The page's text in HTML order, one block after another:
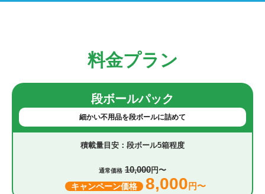
料金プラン
段ボールパック
細かい不用品を段ボールに詰めて
段ボール5箱程度
通常価格 10,000円〜
キャンペーン価格 8,000 円〜